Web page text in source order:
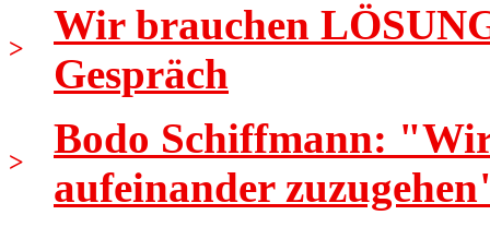
>
Wir brauchen
Gespräch
>
Bodo Schiffmann:
aufeinander